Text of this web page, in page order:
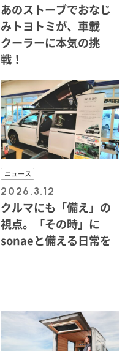
あのストーブでおなじ
みトヨトミが、車載
クーラーに本気の挑
戦！
ニュース
2026.3.12
クルマにも「備え」の
視点。「その時」に
sonaeと備える日常を